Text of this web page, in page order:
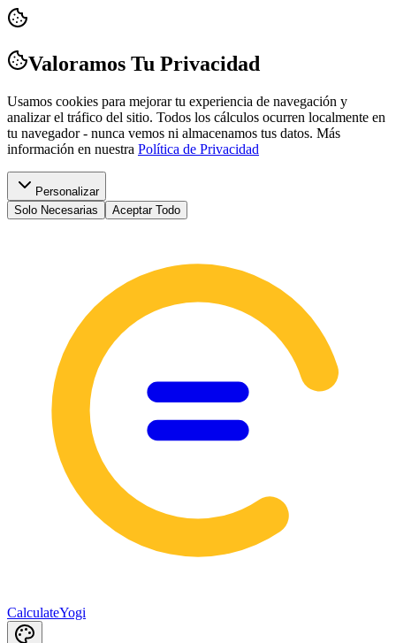
Valoramos Tu Privacidad
Usamos cookies para mejorar tu experiencia de navegación y
analizar el tráfico del sitio. Todos los cálculos ocurren localmente en
tu navegador - nunca vemos ni almacenamos tus datos. Más
información en nuestra Política de Privacidad
Personalizar
Solo Necesarias
Aceptar Todo
CalculateYogi